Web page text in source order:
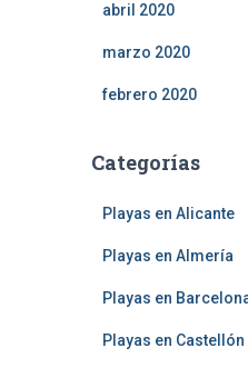
abril 2020
marzo 2020
febrero 2020
Categorías
Playas en Alicante
Playas en Almería
Playas en
Playas en Castellón